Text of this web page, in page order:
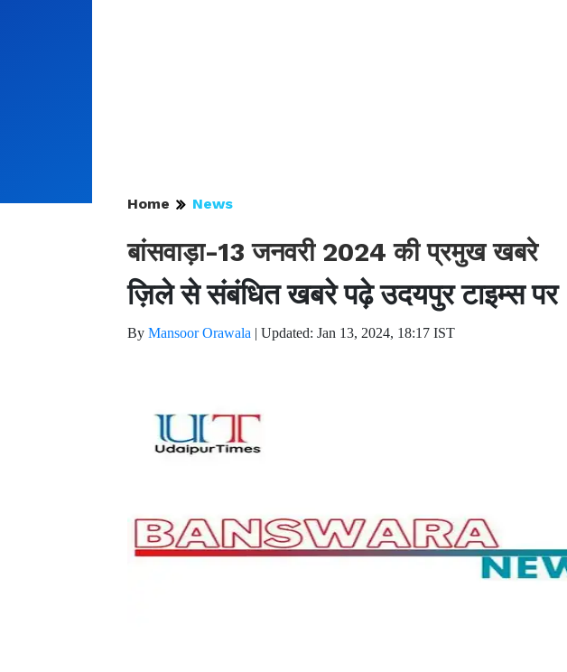
Home News
बांसवाड़ा-13 जनवरी 2024 की प्रमुख खबरे
ज़िले से संबंधित खबरे पढ़े उदयपुर टाइम्स पर
By Mansoor Orawala | Updated: Jan 13, 2024, 18:17 IST